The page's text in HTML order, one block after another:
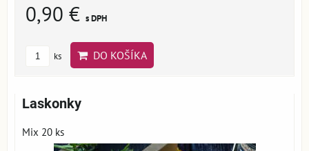
0,90 € s DPH
ks DO KOŠÍKA
Laskonky
Mix 20 ks